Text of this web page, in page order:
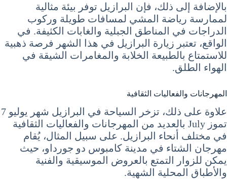
بالإضافة إلى ذلك، فإن البرازيل توفر بيئة مثالية
لممارسة رياضة المشي لمسافات طويلة وركوب
الدراجات في المناطق الجبلية والغابات الكثيفة. في
الواقع، تعتبر زيارة البرازيل في هذا الشهر فرصة ذهبية
للاستمتاع بالطبيعة الخلابة والمغامرات الشيقة في
الهواء الطلق.
المهرجانات والفعاليات الثقافية
علاوة على ذلك، تزخر السياحة في البرازيل شهر يوليو 7
تموز July بالعديد من المهرجانات والفعاليات الثقافية
في مختلف أنحاء البرازيل. على سبيل المثال، يُقام
مهرجان الشتاء في مدينة كامبوس دو جورداو، حيث
يمكن للزوار التمتع بالعروض الموسيقية والفنية
والأطباق المحلية الشهية.